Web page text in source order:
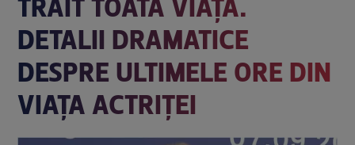
TRĂIT TOATĂ VIAȚA.
DETALII DRAMATICE
DESPRE ULTIMELE ORE DIN
VIAȚA ACTRIȚEI